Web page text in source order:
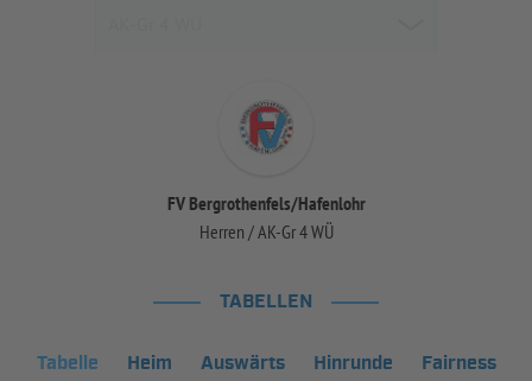
FV Bergrothenfels/Hafenlohr
Herren / AK-Gr 4 WÜ
TABELLEN
Tabelle Heim Auswärts Hinrunde Fairness